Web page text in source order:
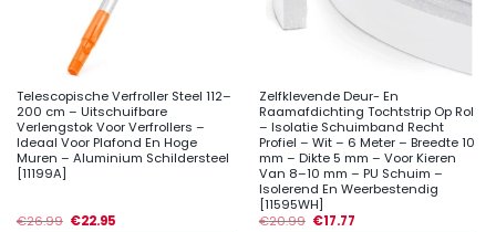
Telescopische Verfroller Steel 112–
200 cm – Uitschuifbare
Verlengstok Voor Verfrollers –
Ideaal Voor Plafond En Hoge
Muren – Aluminium Schildersteel
[11199A]
€26.99 €22.95
Zelfklevende Deur- En
Raamafdichting Tochtstrip Op Rol
– Isolatie Schuimband Recht
Profiel – Wit – 6 Meter – Breedte 10
mm – Dikte 5 mm – Voor Kieren
Van 8–10 mm – PU Schuim –
Isolerend En Weerbestendig
[11595WH]
€20.99 €17.77